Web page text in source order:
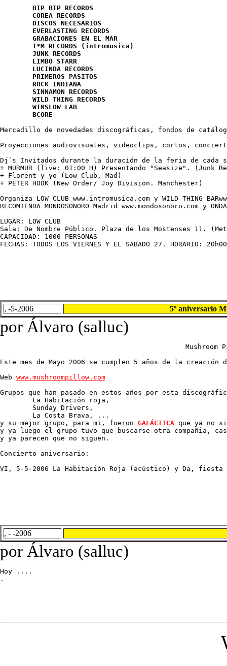
	BCORE
Mercadillo de novedades discográficas, fondos de
Proyecciones audiovisuales, videoclips, cortos,
Dj´s Invitados durante la duración de la feria de
+ MURMUR (live: 01:00 H) Presentando "Seasize". (Junk
+ Florent y yo (Low Club, Mad)
+ PETER HOOK (New Order/ Joy Division. Manchester)
Organiza LOW CLUB www.intromusica.com y WILD THING
RECOMIENDA MONDOSONORO Madrid www.mondosonoro.com
LUGAR: LOW CLUB
Sala: De Nombre Público. Plaza de los Mostenses 11.
CAPACIDAD: 1000 PERSONAS
FECHAS: TODOS LOS VIERNES Y EL SABADO 27. HORARIO:
, -5-2006 5º aniversario
por Álvaro (salluc)
Mushroom
Este mes de Mayo 2006 se cumplen 5 años de la
Web www.mushroompillow.com
Grupos que han pasado en estos años por esta
y su mejor grupo, para mi, fueron GALÁCTICA que ya no
y ya luego el grupo tuvo que buscarse otra compañia,
y ya parecen que no siguen.
Concierto aniversario:
VI, 5-5-2006 La Habitación Roja (acústico) y Da, fiesta
, - -2006
por Álvaro (salluc)
Hoy ....
.